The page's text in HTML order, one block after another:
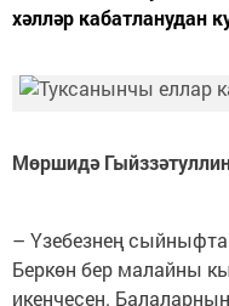
хәлләр
Мөршидә
– Үзебезнең
Бер­көн бер малайны
икенчесен.